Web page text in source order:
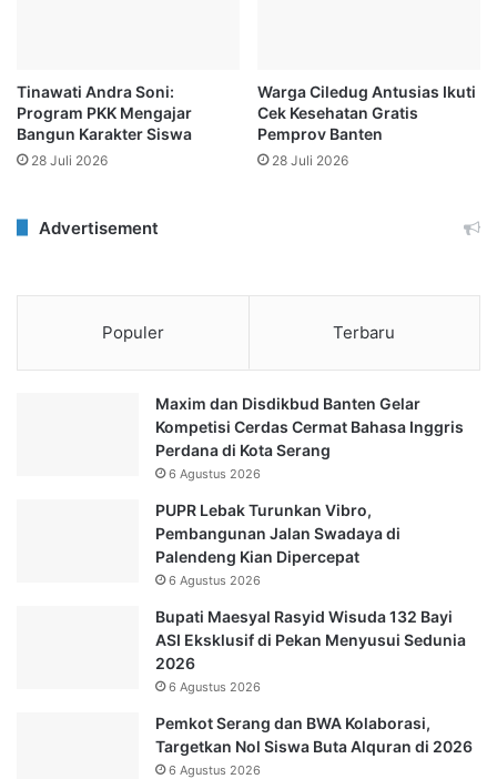
Tinawati Andra Soni:
Program PKK Mengajar
Bangun Karakter Siswa
28 Juli 2026
Warga Ciledug Antusias Ikuti
Cek Kesehatan Gratis
Pemprov Banten
28 Juli 2026
Advertisement
Populer Terbaru
Maxim dan Disdikbud Banten Gelar
Kompetisi Cerdas Cermat Bahasa Inggris
Perdana di Kota Serang
6 Agustus 2026
PUPR Lebak Turunkan Vibro,
Pembangunan Jalan Swadaya di
Palendeng Kian Dipercepat
6 Agustus 2026
Bupati Maesyal Rasyid Wisuda 132 Bayi
ASI Eksklusif di Pekan Menyusui Sedunia
2026
6 Agustus 2026
Pemkot Serang dan BWA Kolaborasi,
Targetkan Nol Siswa Buta Alquran di 2026
6 Agustus 2026